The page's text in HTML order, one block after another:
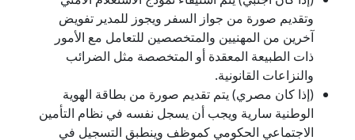
وتقديم صورة من جواز السفر ويجوز للمدير تفويض
آخرين من المهنيين والمتخصصين للتعامل مع الأمور
ذات الطبيعة المعقدة أو المتخصصة مثل الضرائب
والنزاعات القانونية.
(إذا كان مصري) يتم تقديم صورة من بطاقة الهوية
الوطنية سارية ويجب أن يسجل نفسه في نظام التأمين
الاجتماعي الحكومي كموظف وينطبق التسجيل في